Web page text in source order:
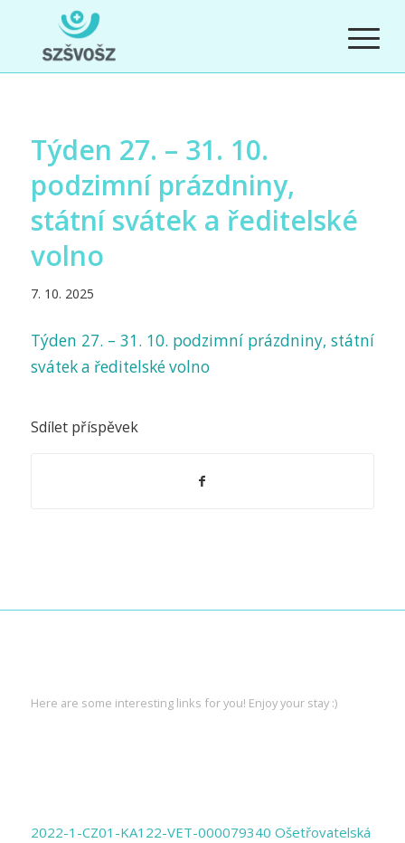
Týden 27. – 31. 10.
podzimní prázdniny,
státní svátek a ředitelské
volno
7. 10. 2025
Týden 27. – 31. 10. podzimní prázdniny, státní
svátek a ředitelské volno
Sdílet příspěvek
Here are some interesting links for you! Enjoy your stay :)
2022-1-CZ01-KA122-VET-000079340 Ošetřovatelská